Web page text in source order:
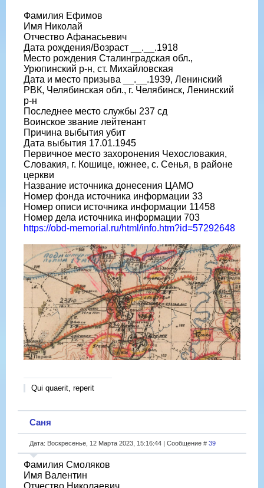
Фамилия Ефимов
Имя Николай
Отчество Афанасьевич
Дата рождения/Возраст __.__.1918
Место рождения Сталинградская обл.,
Урюпинский р-н, ст. Михайловская
Дата и место призыва __.__.1939, Ленинский
РВК, Челябинская обл., г. Челябинск, Ленинский
р-н
Последнее место службы 237 сд
Воинское звание лейтенант
Причина выбытия убит
Дата выбытия 17.01.1945
Первичное место захоронения Чехословакия,
Словакия, г. Кошице, южнее, с. Сенья, в районе
церкви
Название источника донесения ЦАМО
Номер фонда источника информации 33
Номер описи источника информации 11458
Номер дела источника информации 703
https://obd-memorial.ru/html/info.htm?id=57292648
Qui quaerit, reperit
Саня
Дата: Воскресенье, 12 Марта 2023, 15:16:44 | Сообщение # 39
Фамилия Смоляков
Имя Валентин
Отчество Николаевич